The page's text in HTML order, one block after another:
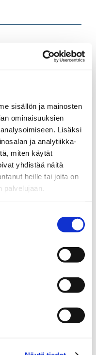
sisällön ja mainosten
ominaisuuksien
Lisäksi
ja analytiikka-
miten käytät
yhdistää näitä
heille tai joita on